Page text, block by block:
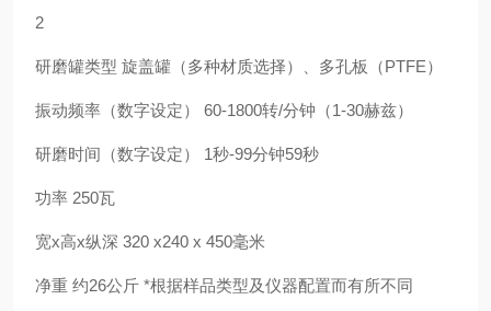
2
研磨罐类型 旋盖罐（多种材质选择）、多孔板（PTFE）
振动频率（数字设定） 60-1800转/分钟（1-30赫兹）
研磨时间（数字设定） 1秒-99分钟59秒
功率 250瓦
宽x高x纵深 320 x240 x 450毫米
净重 约26公斤 *根据样品类型及仪器配置而有所不同